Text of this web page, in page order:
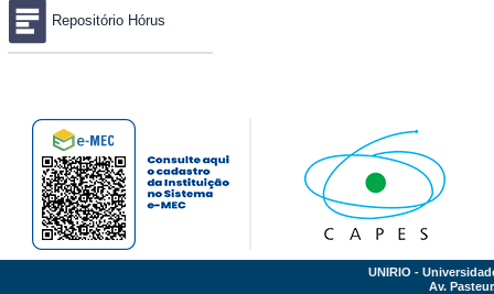
Repositório Hórus
UNIRIO -
Av.